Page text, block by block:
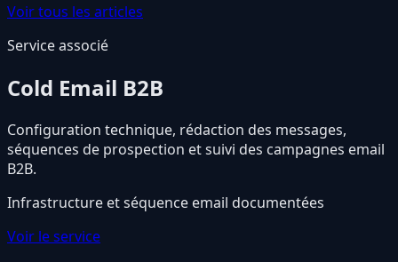
Voir tous les articles
Service associé
Cold Email B2B
Configuration technique, rédaction des messages,
séquences de prospection et suivi des campagnes email
B2B.
Infrastructure et séquence email documentées
Voir le service